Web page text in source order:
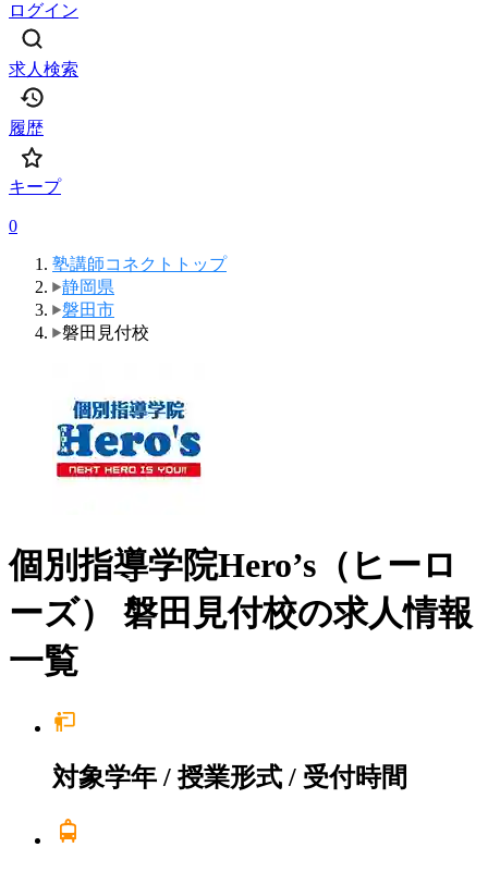
ログイン
求人検索
履歴
キープ
0
塾講師コネクトトップ
静岡県
磐田市
磐田見付校
個別指導学院Hero’s（ヒーロ
ーズ） 磐田見付校の求人情報
一覧
対象学年 / 授業形式 / 受付時間